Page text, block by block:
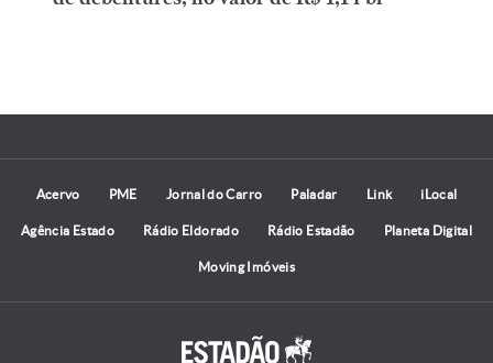
Acervo PME Jornal do Carro Paladar Link iLocal
Agência Estado Rádio Eldorado Rádio Estadão Planeta Digital
Moving Imóveis